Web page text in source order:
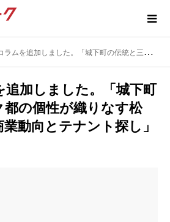
しました。「城下町の伝統と三ガク都の個性が織りなす松本：エリア別商業動向とテナント探し」
追加しました。「城下町
の個性が織りなす松
動向とテナント探し」